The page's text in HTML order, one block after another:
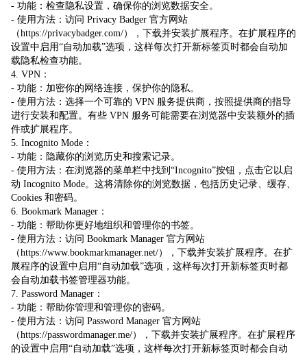
- 功能：检查隐私设置，确保你的浏览数据安全。
- 使用方法：访问 Privacy Badger 官方网站
（https://privacybadger.com/），下载并安装扩展程序。在扩展程序的
设置中启用“自动加载”选项，这样每次打开新标签页时都会自动加
载隐私检查功能。
4. VPN：
- 功能：加密你的网络连接，保护你的隐私。
- 使用方法：选择一个可靠的 VPN 服务提供商，按照提供商的指导
进行安装和配置。有些 VPN 服务可能需要在浏览器中安装额外的插
件或扩展程序。
5. Incognito Mode：
- 功能：隐藏你的浏览历史和搜索记录。
- 使用方法：在浏览器的菜单栏中找到“Incognito”按钮，点击它以启
动 Incognito Mode。这将清除你的浏览数据，包括历史记录、缓存、
Cookies 和密码。
6. Bookmark Manager：
- 功能：帮助你更好地组织和管理你的书签。
- 使用方法：访问 Bookmark Manager 官方网站
（https://www.bookmarkmanager.net/），下载并安装扩展程序。在扩
展程序的设置中启用“自动加载”选项，这样每次打开新标签页时都
会自动加载书签管理器功能。
7. Password Manager：
- 功能：帮助你管理和管理你的密码。
- 使用方法：访问 Password Manager 官方网站
（https://passwordmanager.me/），下载并安装扩展程序。在扩展程序
的设置中启用“自动加载”选项，这样每次打开新标签页时都会自动